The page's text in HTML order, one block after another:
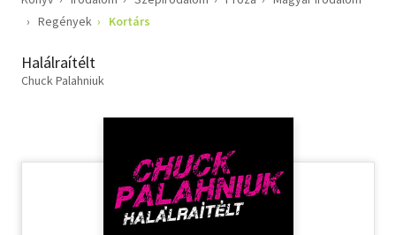
Gyermek- és ifjúsági
Hobbi, szabadidő
Regények
Kortárs
Halálraítélt
Chuck Palahniuk